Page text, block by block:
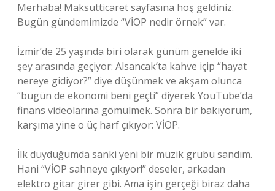
Merhaba! Maksutticaret sayfasına hoş geldiniz.
Bugün gündemimizde “VİOP nedir örnek” var.
İzmir’de 25 yaşında biri olarak günüm genelde iki
şey arasında geçiyor: Alsancak’ta kahve içip “hayat
nereye gidiyor?” diye düşünmek ve akşam olunca
“bugün de ekonomi beni geçti” diyerek YouTube’da
finans videolarına gömülmek. Sonra bir bakıyorum,
karşıma yine o üç harf çıkıyor: VİOP.
İlk duyduğumda sanki yeni bir müzik grubu sandım.
Hani “VİOP sahneye çıkıyor!” deseler, arkadan
elektro gitar girer gibi. Ama işin gerçeği biraz daha